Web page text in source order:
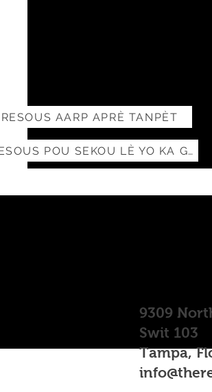
RESOUS AARP APRÈ TANPÈT
RESOUS POU SEKOU LÈ YO KA GEN SIKLÒN
9309
Swit 103
Tampa,